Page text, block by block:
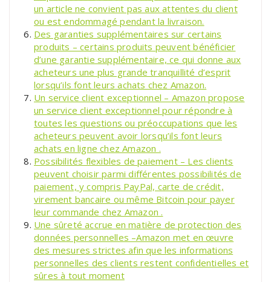
un article ne convient pas aux attentes du client
ou est endommagé pendant la livraison.
Des garanties supplémentaires sur certains
produits – certains produits peuvent bénéficier
d’une garantie supplémentaire, ce qui donne aux
acheteurs une plus grande tranquillité d’esprit
lorsqu’ils font leurs achats chez Amazon.
Un service client exceptionnel – Amazon propose
un service client exceptionnel pour répondre à
toutes les questions ou préoccupations que les
acheteurs peuvent avoir lorsqu’ils font leurs
achats en ligne chez Amazon .
Possibilités flexibles de paiement – Les clients
peuvent choisir parmi différentes possibilités de
paiement, y compris PayPal, carte de crédit,
virement bancaire ou même Bitcoin pour payer
leur commande chez Amazon .
Une sûreté accrue en matière de protection des
données personnelles –Amazon met en œuvre
des mesures strictes afin que les informations
personnelles des clients restent confidentielles et
sûres à tout moment